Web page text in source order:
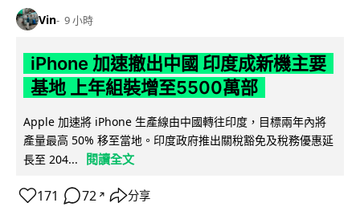
Vin 9 小時
iPhone 加速撤出中國 印度成新機主要
基地 上年組裝增至5500萬部
Apple 加速將 iPhone 生產線由中國轉往印度，目標兩年內將
產量最高 50% 移至當地。印度政府推出關稅豁免及稅務優惠延
長至 204...
閱讀全文
171 72 ↗ 分享